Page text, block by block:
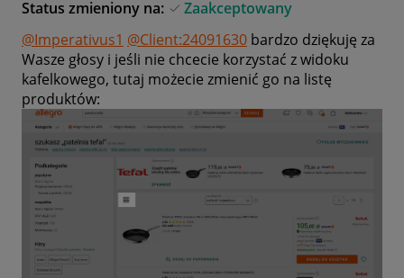
Status zmieniony na:
Zaakceptowany
@Imperativus1 @Client:24091630 bardzo dziękuję za
Wasze głosy i jeśli nie chcecie korzystać z widoku
kafelkowego, tutaj możecie zmienić go na listę
produktów: